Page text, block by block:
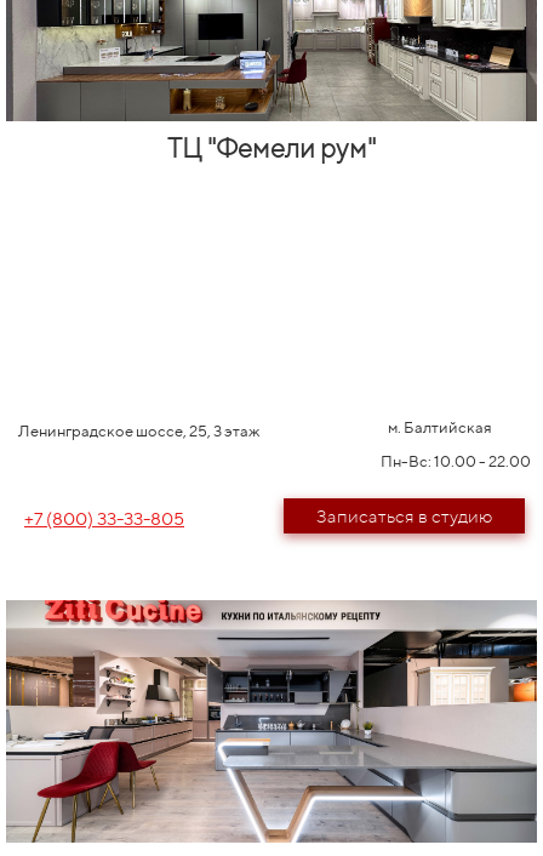
ТЦ "Фемели рум"
Ленинградское шоссе, 25, 3 этаж
м. Балтийская
Пн-Вс: 10.00 - 22.00
+7 (800) 33-33-805 Записаться в студию